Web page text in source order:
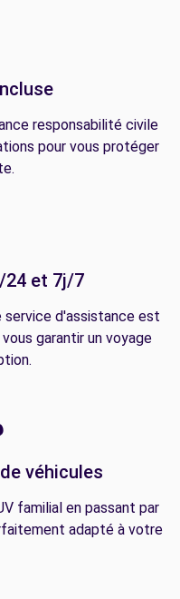
responsabilité civile
pour vous protéger
24 et 7j/7
service d'assistance est
garantir un voyage
véhicules
familial en passant par
adapté à votre